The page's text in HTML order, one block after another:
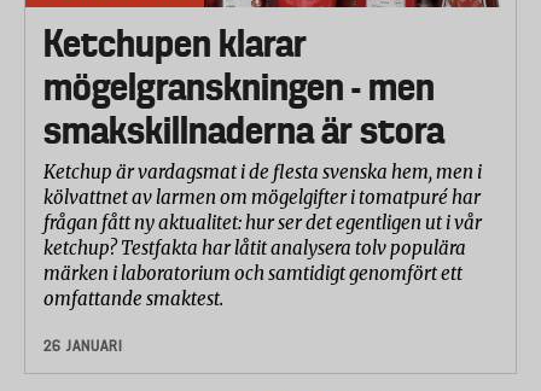
Ketchupen klarar
mögelgranskningen - men
smakskillnaderna är stora
Ketchup är vardagsmat i de flesta svenska hem, men i
kölvattnet av larmen om mögelgifter i tomatpuré har
frågan fått ny aktualitet: hur ser det egentligen ut i vår
ketchup? Testfakta har låtit analysera tolv populära
märken i laboratorium och samtidigt genomfört ett
omfattande smaktest.
26 JANUARI